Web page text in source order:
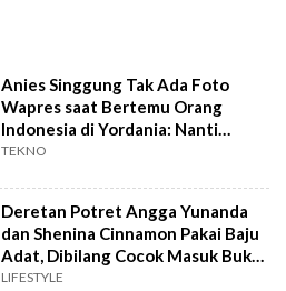
Anies Singgung Tak Ada Foto
Wapres saat Bertemu Orang
Indonesia di Yordania: Nanti
Tunggu Putusan MK
TEKNO
Deretan Potret Angga Yunanda
dan Shenina Cinnamon Pakai Baju
Adat, Dibilang Cocok Masuk Buku
Atlas
LIFESTYLE